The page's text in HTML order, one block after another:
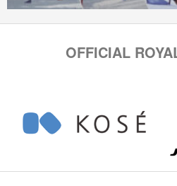
OFFICIAL